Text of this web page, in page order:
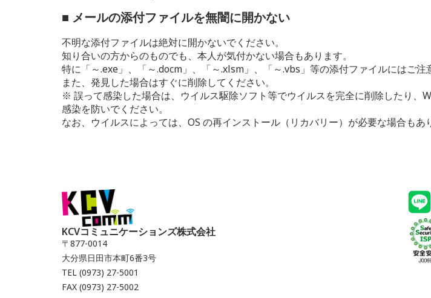
■ メールの添付ファイルを無闇に開かない
不明な添付ファイルは絶対に開かないでください。
知り合いの方からのものでも、本人が気付かない場合もあります。
特に「～.exe」、「～.docm」、「～.xlsm」、「～.vbs」等の添付ファイルにはご注
また、発見した場合はすぐに削除してください。
※ 誤って感染した場合は、ウイルス駆除ソフト等でウイルスを完全に削除したり
感染を防いでください。
なお、ウイルスによっては、OS の再インストール（リカバリー）が必要な場合もあ
KCVコミュニケーションズ株式会社
〒877-0014
大分県日田市本町6番3号
TEL (0973) 27-5001
FAX (0973) 27-5002